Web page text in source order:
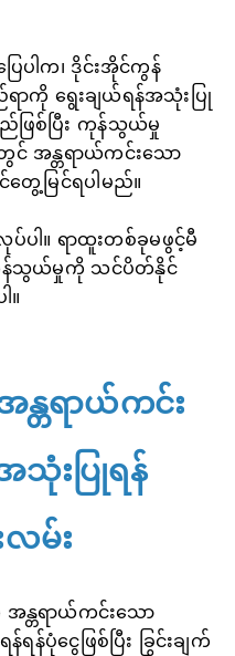
ပါက၊ ဒိုင်းအိုင်ကွန်
ကို ရွေးချယ်ရန်အသုံးပြု
ဖြစ်ပြီး ကုန်သွယ်မှု
န္တရာယ်ကင်းသော
ေ့မြင်ရပါမည်။
ါ။ ရာထူးတစ်ခုမဖွင့်မီ
န်သွယ်မှုကို သင်ပိတ်နိုင်
။
န္တရာယ်ကင်း
းပြုရန်
မ်း
တရာယ်ကင်းသော
ငွေဖြစ်ပြီး ခြွင်းချက်